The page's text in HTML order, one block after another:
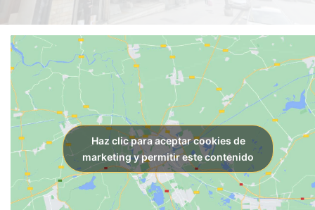
Haz clic para aceptar cookies de
marketing y permitir este contenido